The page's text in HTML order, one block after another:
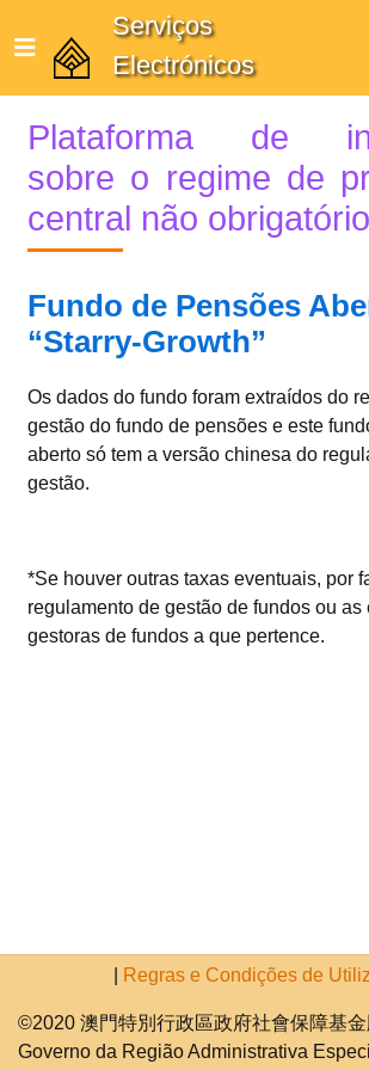
Serviços
Electrónicos
Plataforma de
sobre o regime de
central não obrigatório
Fundo de Pensões
“Starry-Growth”
Os dados do fundo foram extraídos do
gestão do fundo de pensões e este
aberto só tem a versão chinesa do
gestão.
*Se houver outras taxas eventuais, por
regulamento de gestão de fundos ou as
gestoras de fundos a que pertence.
Regras e Condições de
©2020 澳門特別行政區政府社會保障基
Governo da Região Administrativa